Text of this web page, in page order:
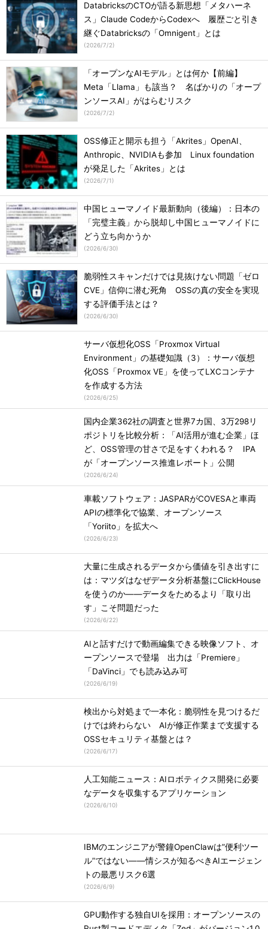
DatabricksのCTOが語る新思想「メタハーネ
ス」Claude CodeからCodexへ 履歴ごと引き
継ぐDatabricksの「Omnigent」とは
(2026/7/2)
「オープンなAIモデル」とは何か【前編】
Meta「Llama」も該当？ 名ばかりの「オープ
ンソースAI」がはらむリスク
(2026/7/2)
OSS修正と開示も担う「Akrites」OpenAI、
Anthropic、NVIDIAも参加 Linux foundation
が発足した「Akrites」とは
(2026/7/1)
中国ヒューマノイド最新動向（後編）：日本の
「完璧主義」から脱却し中国ヒューマノイドに
どう立ち向かうか
(2026/6/30)
脆弱性スキャンだけでは見抜けない問題「ゼロ
CVE」信仰に潜む死角 OSSの真の安全を実現
する評価手法とは？
(2026/6/30)
サーバ仮想化OSS「Proxmox Virtual
Environment」の基礎知識（3）：サーバ仮想
化OSS「Proxmox VE」を使ってLXCコンテナ
を作成する方法
(2026/6/25)
国内企業362社の調査と世界7カ国、3万298リ
ポジトリを比較分析：「AI活用が進む企業」ほ
ど、OSS管理の甘さで足をすくわれる？ IPA
が「オープンソース推進レポート」公開
(2026/6/24)
車載ソフトウェア：JASPARがCOVESAと車両
APIの標準化で協業、オープンソース
「Yoriito」を拡大へ
(2026/6/23)
大量に生成されるデータから価値を引き出すに
は：マツダはなぜデータ分析基盤にClickHouse
を使うのか――データをためるより「取り出
す」こそ問題だった
(2026/6/22)
AIと話すだけで動画編集できる映像ソフト、オ
ープンソースで登場 出力は「Premiere」
「DaVinci」でも読み込み可
(2026/6/19)
検出から対処まで一本化：脆弱性を見つけるだ
けでは終わらない AIが修正作業まで支援する
OSSセキュリティ基盤とは？
(2026/6/17)
人工知能ニュース：AIロボティクス開発に必要
なデータを収集するアプリケーション
(2026/6/10)
IBMのエンジニアが警鐘OpenClawは”便利ツー
ル”ではない――情シスが知るべきAIエージェン
トの最悪リスク6選
(2026/6/9)
GPU動作する独自UIを採用：オープンソースの